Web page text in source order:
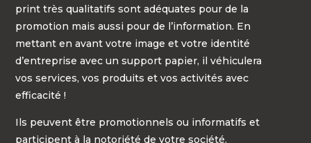
print très qualitatifs sont adéquates pour de la
promotion mais aussi pour de l’information. En
mettant en avant votre image et votre identité
d’entreprise avec un support papier, il véhiculera
vos services, vos produits et vos activités avec
efficacité !
Ils peuvent être promotionnels ou informatifs et
participent à la notoriété de votre société.